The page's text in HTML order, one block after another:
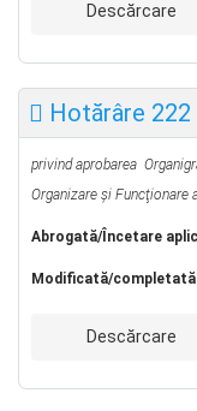
Descărcare
Hotărâre 222
privind aprobarea
Organizare şi Funcţionare
Abrogată/Încetare
Modificată/completată
Descărcare